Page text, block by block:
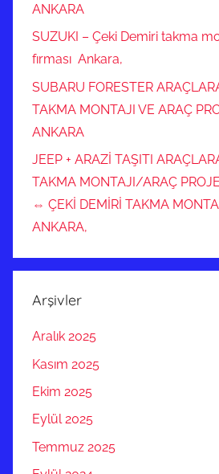
ANKARA
SUZUKI – Çeki Demiri takma
fırması Ankara,
SUBARU FORESTER
TAKMA MONTAJI VE ARAÇ
ANKARA
JEEP + ARAZİ TAŞITI
TAKMA MONTAJI/ARAÇ
⇔ ÇEKİ DEMİRİ TAKMA
ANKARA,
Arşivler
Aralık 2025
Kasım 2025
Ekim 2025
Eylül 2025
Temmuz 2025